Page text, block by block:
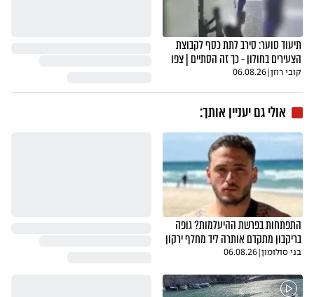
תיעוד סוער: סירב לתת כסף לקבוצת
הצעירים בחולון - כך זה הסתיים | צפו
קובי רוזן|
06.08.26
אולי גם יעניין אותך:
התפתחות בפרשת ההיעלמות? גופה
בריקבון מתקדם אותרה ליד מחלף ירקון
בני סולומון|
06.08.26